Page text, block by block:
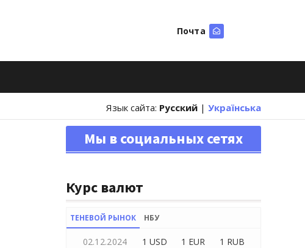
Почта
Язык сайта: Русский | Українська
Мы в социальных сетях
Курс валют
ТЕНЕВОЙ РЫНОК НБУ
02.12.2024 1 USD 1 EUR 1 RUB